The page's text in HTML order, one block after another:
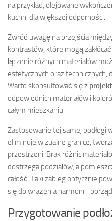
na przykład, olejowane
kuchni dla większej odporności.
Zwróć uwagę na przejścia
kontrastów, które mogą
łączenie różnych materiałów
estetycznych oraz
Warto skonsultować się z
odpowiednich materiałów i
całym mieszkaniu.
Zastosowanie tej samej podłogi
eliminuje wizualne granice,
przestrzeni. Brak różnic
dostrzega podziałów, a
całość. Taki zabieg optycznie
się do wrażenia harmonii i
Przygotowanie